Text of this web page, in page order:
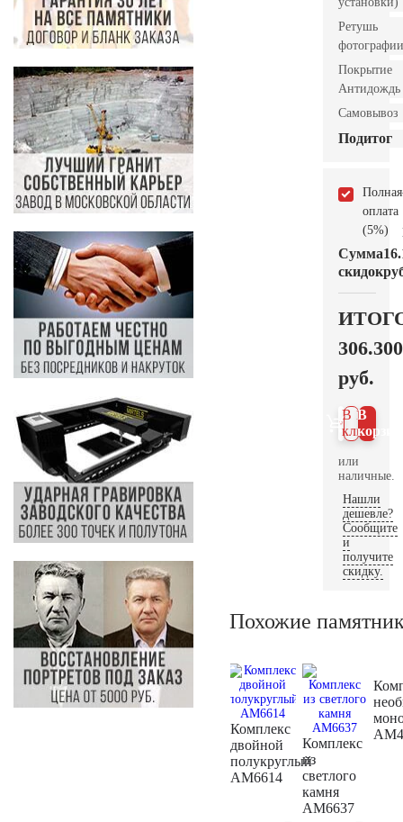
Ретушь
фотографии
Покрытие
Антидождь
Самовывоз
Подитог
Полная
оплата
(5%)
Сумма
скидок
306.300
руб.
В
В 1
клик
или
наличные.
Нашли
дешевле?
Сообщите
и
получите
скидку.
Похожие
Комплекс
двойной
полукруглый
AM6614
Комплекс
из
светлого
камня
AM6637